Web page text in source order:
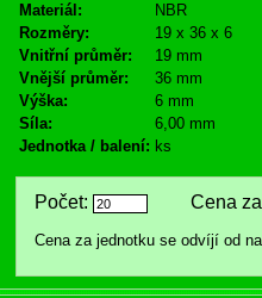
Materiál:
NBR
Rozměry:
19 x 36 x 6
Vnitřní průměr:
19 mm
Vnější průměr:
36 mm
Výška:
6 mm
Síla:
6,00 mm
Jednotka / balení: ks
Počet: Cena za
Cena za jednotku se odvíjí od